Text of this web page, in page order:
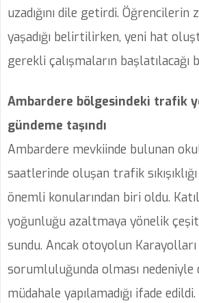
uzadığını dile getirdi. Öğrencilerin
yaşadığı belirtilirken, yeni hat
gerekli çalışmaların başlatılacağı
Ambardere bölgesindeki trafik
gündeme taşındı
Ambardere mevkiinde bulunan
saatlerinde oluşan trafik
önemli konularından biri oldu.
yoğunluğu azaltmaya yönelik
sundu. Ancak otoyolun
sorumluluğunda olması nedeniyle
müdahale yapılamadığı ifade edildi.